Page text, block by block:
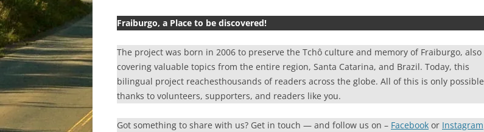
Fraiburgo, a Place to be discovered!
The project was born in 2006 to preserve the Tchô culture and memory of Fraiburgo, also
covering valuable topics from the entire region, Santa Catarina, and Brazil. Today, this
bilingual project reachesthousands of readers across the globe. All of this is only possible
thanks to volunteers, supporters, and readers like you.
Got something to share with us? Get in touch — and follow us on – Facebook or Instagram